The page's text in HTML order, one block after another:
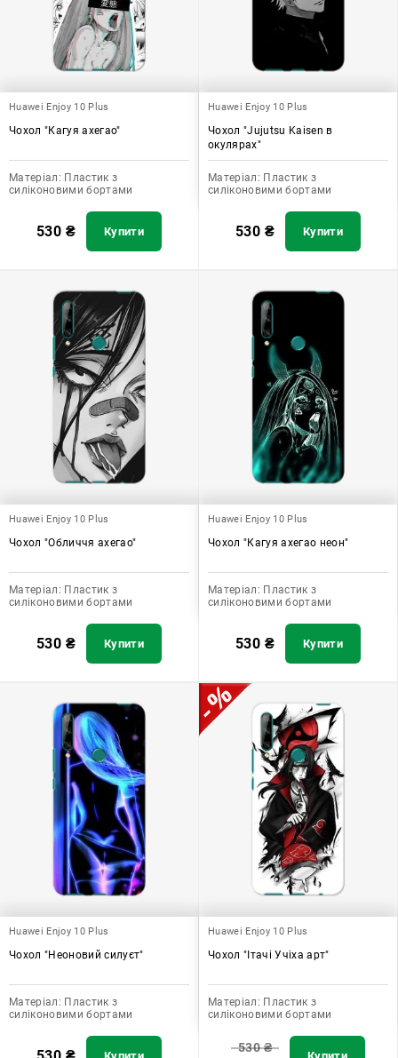
Huawei Enjoy 10 Plus
Чохол "Кагуя ахегао"
Матеріал: Пластик з
силіконовими бортами
530 ₴ Купити
Huawei Enjoy 10 Plus
Чохол "Jujutsu Kaisen в
окулярах"
Матеріал: Пластик з
силіконовими бортами
530 ₴ Купити
Huawei Enjoy 10 Plus
Чохол "Обличчя ахегао"
Матеріал: Пластик з
силіконовими бортами
530 ₴ Купити
Huawei Enjoy 10 Plus
Чохол "Кагуя ахегао неон"
Матеріал: Пластик з
силіконовими бортами
530 ₴ Купити
Huawei Enjoy 10 Plus
Чохол "Неоновий силуєт"
Матеріал: Пластик з
силіконовими бортами
Huawei Enjoy 10 Plus
Чохол "Ітачі Учіха арт"
Матеріал: Пластик з
силіконовими бортами
530₴